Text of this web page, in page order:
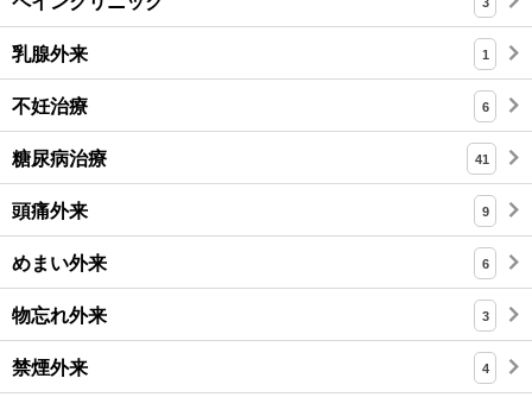
乳腺外来 1
不妊治療 6
糖尿病治療 41
頭痛外来 9
めまい外来 6
物忘れ外来 3
禁煙外来 4